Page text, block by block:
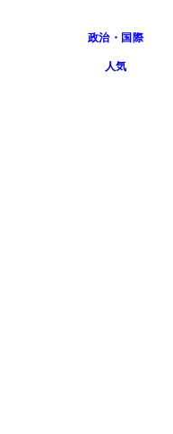
政治・国際
人気